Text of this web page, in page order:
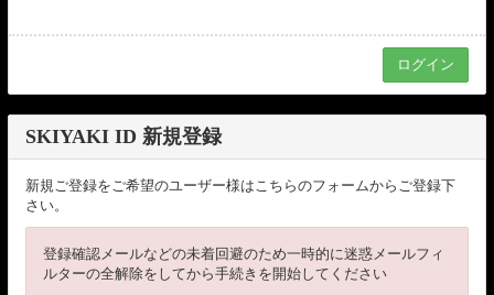
SKIYAKI ID 新規登録
新規ご登録をご希望のユーザー様はこちらのフォームからご登録下
さい。
登録確認メールなどの未着回避のため一時的に迷惑メールフィ
ルターの全解除をしてから手続きを開始してください